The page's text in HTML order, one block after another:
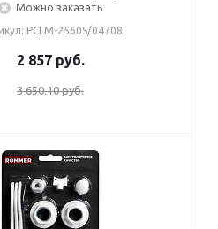
Можно заказать
PCLM-2560S/04708
2 857руб.
3 650.10 руб.